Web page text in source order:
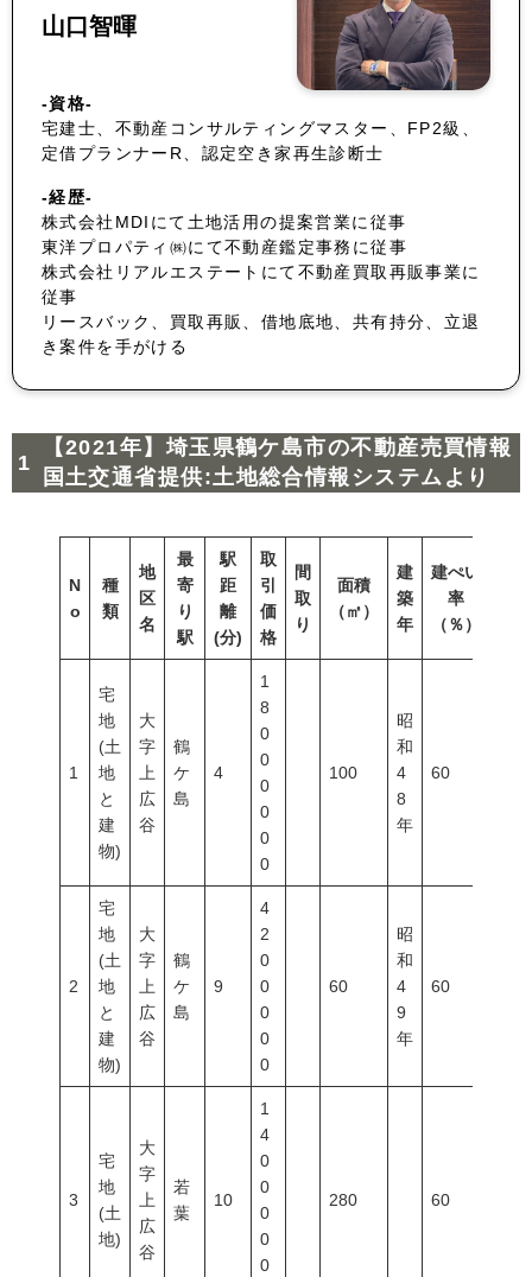
山口智暉
-資格-
宅建士、不動産コンサルティングマスター、FP2級、
定借プランナーR、認定空き家再生診断士
-経歴-
株式会社MDIにて土地活用の提案営業に従事
東洋プロパティ㈱にて不動産鑑定事務に従事
株式会社リアルエステートにて不動産買取再販事業に
従事
リースバック、買取再販、借地底地、共有持分、立退
き案件を手がける
【2021年】埼玉県鶴ケ島市の不動産売買情報
国土交通省提供:土地総合情報システムより
N
o
種
類
地
区
名
最
寄
り
駅
駅
距
離
(分)
取
引
価
格
間
取
り
面積
（㎡）
建
築
年
建ぺい
率
（％）
1
宅
地
(土
地
と
建
物)
大
字
上
広
谷
鶴
ケ
島
4
1
8
0
0
0
0
0
0
100
昭
和
4
8
年
60
2
宅
地
(土
地
と
建
物)
大
字
上
広
谷
鶴
ケ
島
9
4
2
0
0
0
0
0
60
昭
和
4
9
年
60
3
宅
地
(土
地)
大
字
上
広
谷
若
葉
10
1
4
0
0
0
0
0
280 60